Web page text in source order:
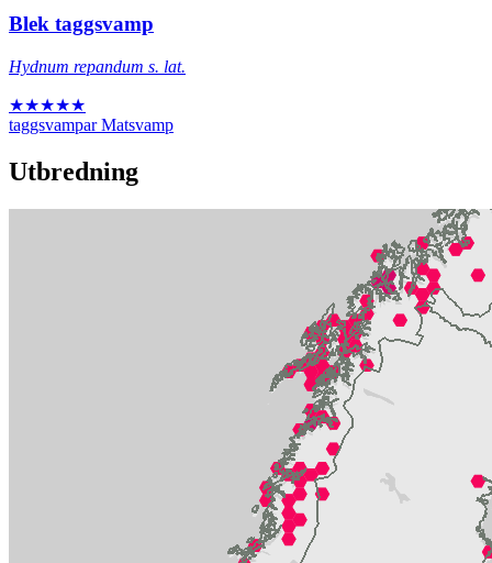
Blek taggsvamp
Hydnum repandum s. lat.
★★★★★
taggsvampar Matsvamp
Utbredning